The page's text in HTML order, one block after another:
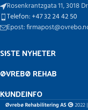
Rosenkrantzgata 11, 3018
Telefon: +47 32 24 42 50
Epost:
SISTE NYHETER
ØVREBØ REHAB
KUNDEINFO
Øvrebø Rehabilitering AS 2022